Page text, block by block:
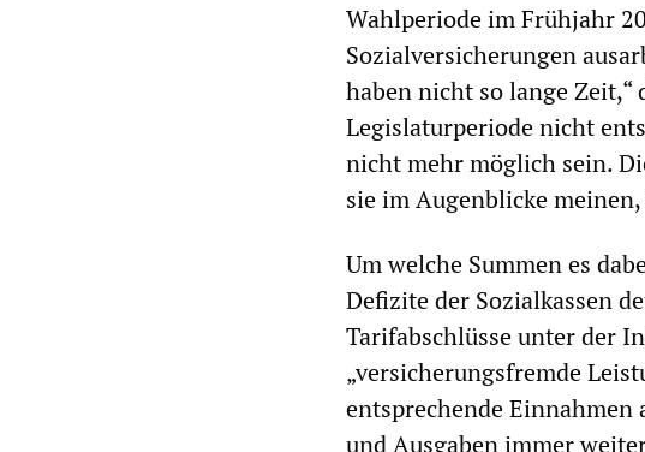
Wahlperiode im Frühjahr
Sozialversicherungen
haben nicht so lange Zeit,“
Legislaturperiode nicht
nicht mehr möglich sein.
sie im Augenblicke
Um welche Summen es
Defizite der Sozialkassen
Tarifabschlüsse unter der
„versicherungsfremde
entsprechende Einnahmen
und Ausgaben immer